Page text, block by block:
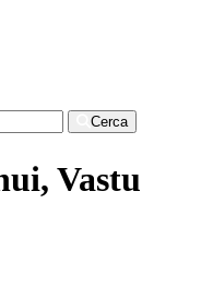
Cerca
Vastu